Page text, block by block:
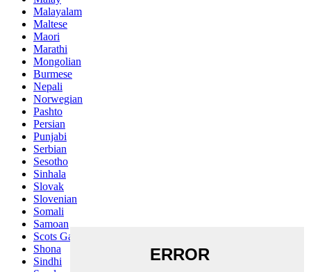
Malayalam
Maltese
Maori
Marathi
Mongolian
Burmese
Nepali
Norwegian
Pashto
Persian
Punjabi
Serbian
Sesotho
Sinhala
Slovak
Slovenian
Somali
Samoan
Scots Gaelic
Shona
Sindhi